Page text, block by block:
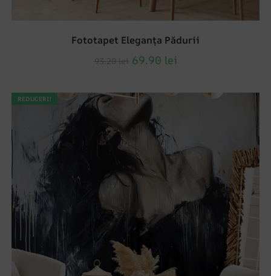
Fototapet Eleganța Pădurii
69.90 lei
REDUCERI!